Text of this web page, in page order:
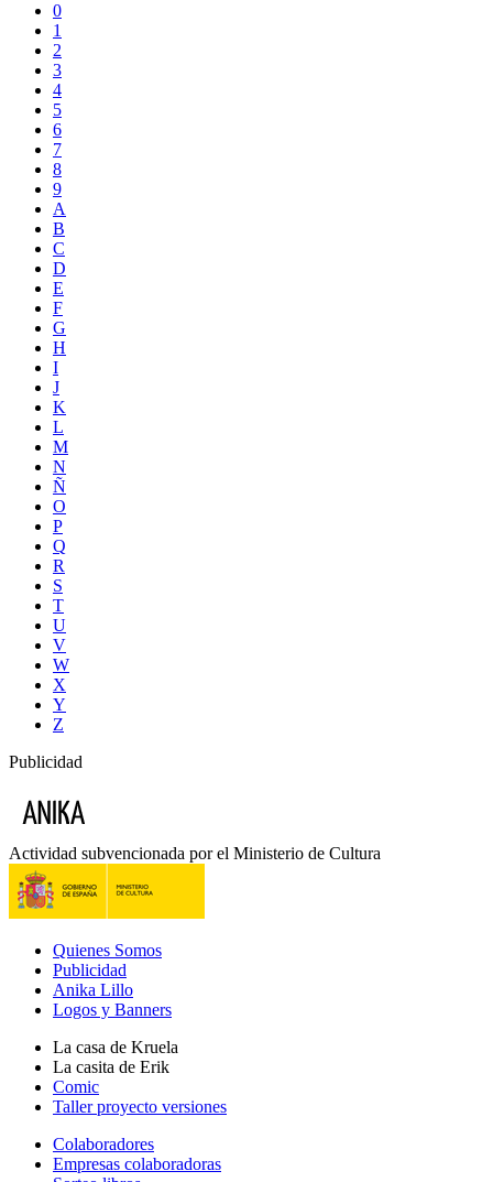
0
1
2
3
4
5
6
7
8
9
A
B
C
D
E
F
G
H
I
J
K
L
M
N
Ñ
O
P
Q
R
S
T
U
V
W
X
Y
Z
Publicidad
Actividad subvencionada por el Ministerio de Cultura
Quienes Somos
Publicidad
Anika Lillo
Logos y Banners
La casa de Kruela
La casita de Erik
Comic
Taller proyecto versiones
Colaboradores
Empresas colaboradoras